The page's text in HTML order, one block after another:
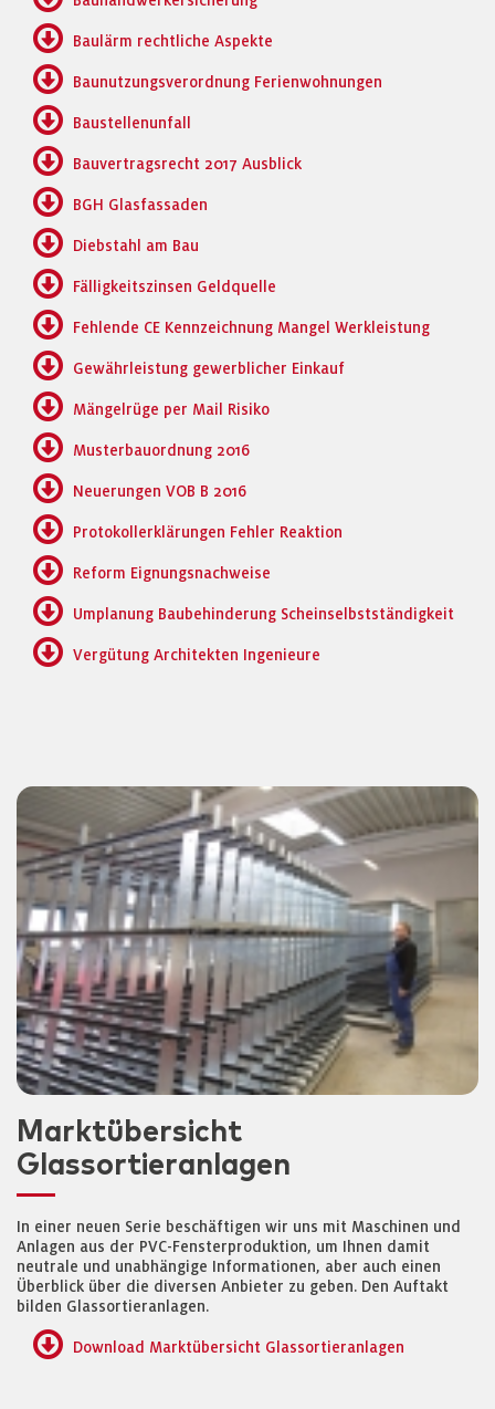
Baulärm rechtliche Aspekte
Baunutzungsverordnung Ferienwohnungen
Baustellenunfall
Bauvertragsrecht 2017 Ausblick
BGH Glasfassaden
Diebstahl am Bau
Fälligkeitszinsen Geldquelle
Fehlende CE Kennzeichnung Mangel Werkleistung
Gewährleistung gewerblicher Einkauf
Mängelrüge per Mail Risiko
Musterbauordnung 2016
Neuerungen VOB B 2016
Protokollerklärungen Fehler Reaktion
Reform Eignungsnachweise
Umplanung Baubehinderung Scheinselbstständigkeit
Vergütung Architekten Ingenieure
Marktübersicht
Glassortieranlagen
In einer neuen Serie beschäftigen wir uns mit Maschinen und
Anlagen aus der PVC-Fensterproduktion, um Ihnen damit
neutrale und unabhängige Informationen, aber auch einen
Überblick über die diversen Anbieter zu geben. Den Auftakt
bilden Glassortieranlagen.
Download Marktübersicht Glassortieranlagen